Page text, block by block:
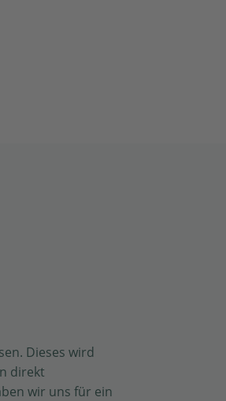
Dieses wird
direkt
wir uns für ein